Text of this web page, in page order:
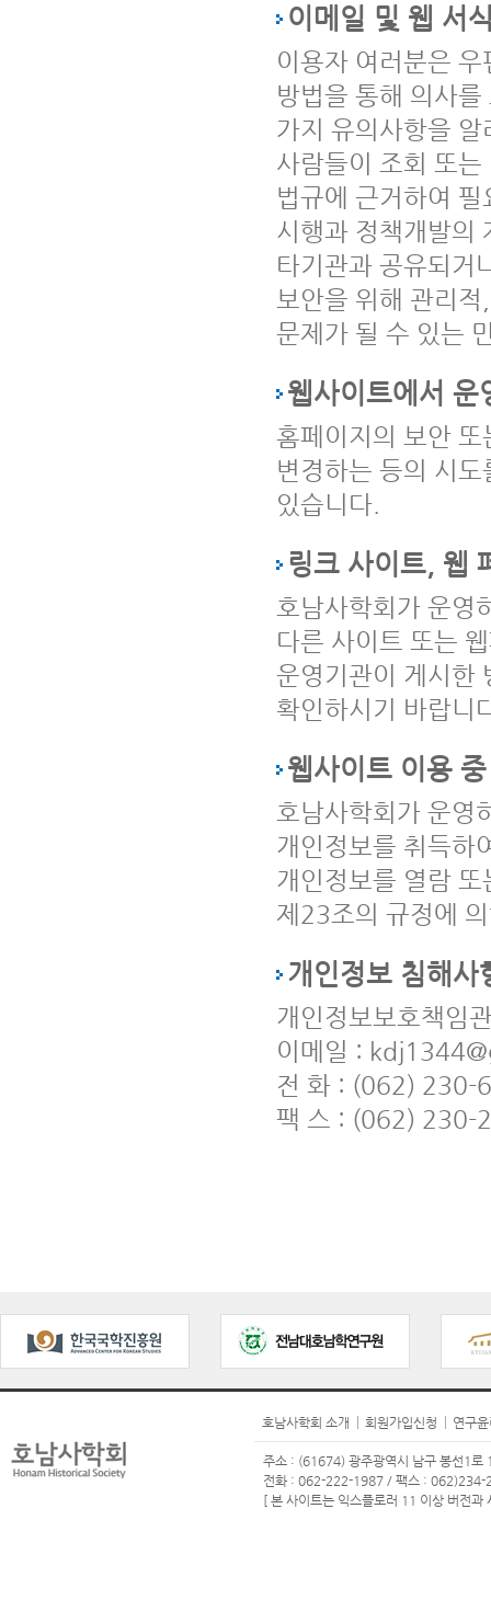
이메일 및 웹 서
이용자 여러분은
방법을 통해 의사
가지 유의사항을
사람들이 조회 또
법규에 근거하여
시행과 정책개발의
타기관과 공유되거
보안을 위해 관리
문제가 될 수 있는
웹사이트에서 운
홈페이지의 보안
변경하는 등의 시
있습니다.
링크 사이트, 웹
호남사학회가 운영
다른 사이트 또는
운영기관이 게시한
확인하시기 바랍니
웹사이트 이용
호남사학회가 운영
개인정보를 취득하
개인정보를 열람
제23조의 규정에
개인정보 침해사
개인정보보호책임
이메일 :
전 화 : (062) 230-
팩 스 : (062) 230-
호남사학회 소개 회원가입신청 연구
주소 : (61674) 광주광역시 남구 봉선1
전화 : 062-222-1987 / 팩스 :
[ 본 사이트는 익스플로러 11 이상 버전